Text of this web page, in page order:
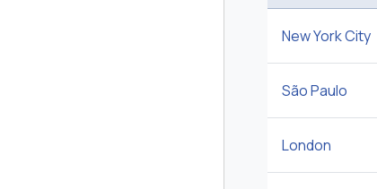
New York City
São Paulo
London